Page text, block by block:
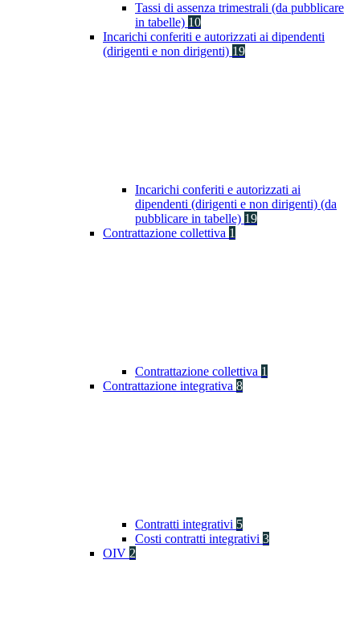
Tassi di assenza trimestrali (da pubblicare
in tabelle) 10
Incarichi conferiti e autorizzati ai dipendenti
(dirigenti e non dirigenti) 19
Incarichi conferiti e autorizzati ai
dipendenti (dirigenti e non dirigenti) (da
pubblicare in tabelle) 19
Contrattazione collettiva 1
Contrattazione collettiva 1
Contrattazione integrativa 8
Contratti integrativi 5
Costi contratti integrativi 3
OIV 2